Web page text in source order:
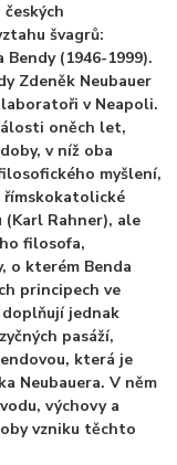
švagrů:
Bendy (1946-1999).
Zdeněk Neubauer
v Neapoli.
oněch let,
v níž oba
myšlení,
Rahner), ale
filosofa,
o kterém Benda
principech ve
doplňují jednak
pasáží,
která je
Neubauera. V něm
výchovy a
vzniku těchto